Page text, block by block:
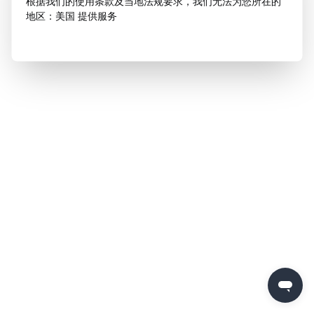
地区：美国 提供服务